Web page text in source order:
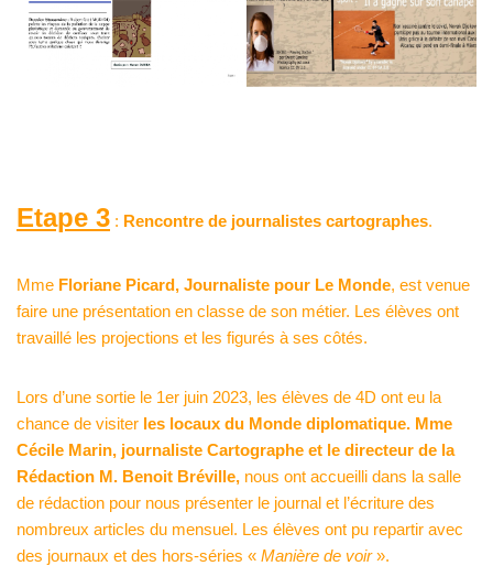
Etape 3 : Rencontre de journalistes cartographes.
Mme Floriane Picard, Journaliste pour Le Monde, est venue
faire une présentation en classe de son métier. Les élèves ont
travaillé les projections et les figurés à ses côtés.
Lors d’une sortie le 1er juin 2023, les élèves de 4D ont eu la
chance de visiter les locaux du Monde diplomatique. Mme
Cécile Marin, journaliste Cartographe et le directeur de la
Rédaction M. Benoit Bréville, nous ont accueilli dans la salle
de rédaction pour nous présenter le journal et l’écriture des
nombreux articles du mensuel. Les élèves ont pu repartir avec
des journaux et des hors-séries « Manière de voir».